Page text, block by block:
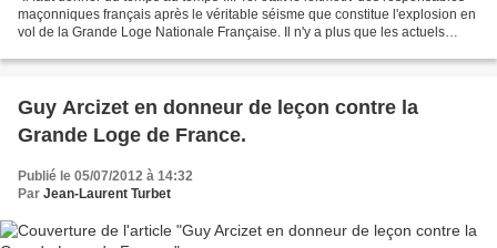
maçonniques français après le véritable séisme que constitue l'explosion en
vol de la Grande Loge Nationale Française. Il n'y a plus que les actuels
Guy Arcizet en donneur de leçon contre la
Grande Loge de France.
Publié le 05/07/2012 à 14:32
Par Jean-Laurent Turbet